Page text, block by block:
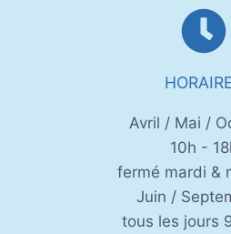
Avril / Mai /
10h -
fermé mardi &
Juin /
tous les jours